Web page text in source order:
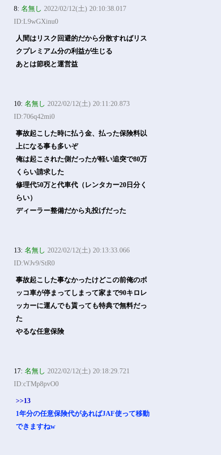
8:名無し 2022/02/12(土) 20:10:38.017
ID:L9wGXinu0
人間はリスク回避的だから分散すればリス
クプレミアム分の利益が生じる
あとは節税と運営益
10:名無し 2022/02/12(土) 20:11:20.873
ID:706q42mi0
事故起こした時に払う金、払った保険料以
上になる事も多いぞ
俺は起こされた側だったが軽い追突で80万
くらい請求した
修理代50万と代車代（レンタカー20日分く
らい）
ディーラー整備だから丸投げだった
13:名無し 2022/02/12(土) 20:13:33.066
ID:WJv9/StR0
事故起こした事なかったけどこの前俺のボ
ッコ車が停まってしまって家まで90キロレ
ッカーに運んでも貰っても特典で無料だっ
た
やるな任意保険
17:名無し 2022/02/12(土) 20:18:29.721
ID:cTMp8pvO0
>>13
1年分の任意保険代があればJAF使って移動
できますねw